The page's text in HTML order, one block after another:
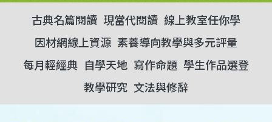
古典名篇閱讀 現當代閱讀 線上教室任你學
因材網線上資源 素養導向教學與多元評量
每月輕經典 自學天地 寫作命題 學生作品選登
教學研究 文法與修辭